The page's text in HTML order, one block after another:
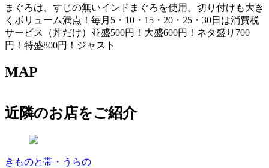
まぐろは、すじの無いインドまぐろを使用。切り付けも大き
くボリューム満点！毎月5・10・15・20・25・30日は消費税
サービス（丼だけ）並盛500円！大盛600円！ネタ盛り700
円！特盛800円！ジャスト
MAP
近隣のお店をご紹介
きものと帯・うらの